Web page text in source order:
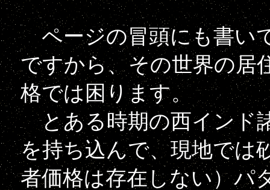
ページの冒頭にも書い
ですから、その世界の居
格では困ります。
とある時期の西インド
を持ち込んで、現地では
者価格は存在しない）パ